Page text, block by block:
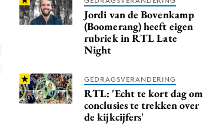
Jordi van de Bovenkamp
(Boomerang) heeft eigen
rubriek in RTL Late
Night
GEDRAGSVERANDERING
RTL: 'Echt te kort dag om
conclusies te trekken over
de kijkcijfers'